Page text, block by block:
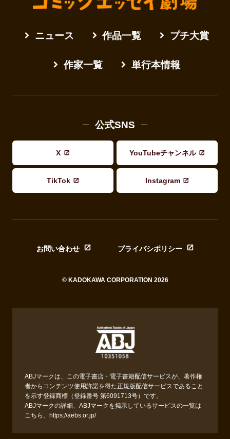
ニュース 作品一覧 プチ大賞
作家一覧 単行本情報
公式SNS
X YouTubeチャンネル
TikTok Instagram
お問い合わせ プライバシポリシー
© KADOKAWA CORPORATION 2026
ABJマークは、この電子書店・電子書籍配信サービスが、著作権
者からコンテンツ使用許諾を得た正規版配信サービスであること
を示す登録商標（登録番号 第6091713号）です。
ABJマークの詳細、ABJマークを掲示しているサービスの一覧は
こちら。 https://aebs.or.jp/